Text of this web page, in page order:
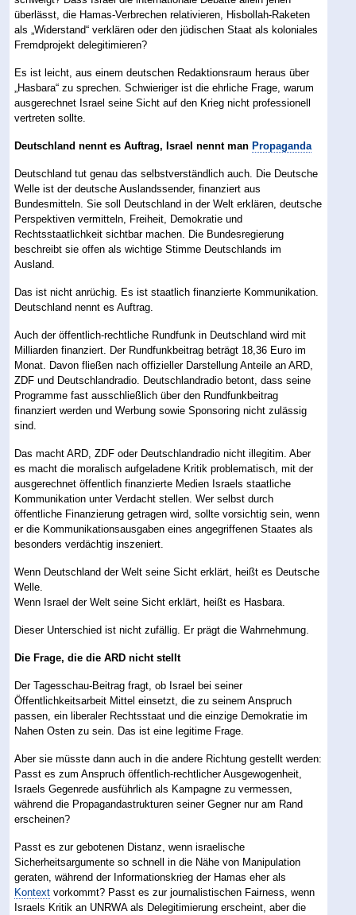
überlässt, die Hamas-Verbrechen relativieren, Hisbollah-Raketen
als „Widerstand“ verklären oder den jüdischen Staat als koloniales
Fremdprojekt delegitimieren?
Es ist leicht, aus einem deutschen Redaktionsraum heraus über
„Hasbara“ zu sprechen. Schwieriger ist die ehrliche Frage, warum
ausgerechnet Israel seine Sicht auf den Krieg nicht professionell
vertreten sollte.
Deutschland nennt es Auftrag, Israel nennt man Propaganda
Deutschland tut genau das selbstverständlich auch. Die Deutsche
Welle ist der deutsche Auslandssender, finanziert aus
Bundesmitteln. Sie soll Deutschland in der Welt erklären, deutsche
Perspektiven vermitteln, Freiheit, Demokratie und
Rechtsstaatlichkeit sichtbar machen. Die Bundesregierung
beschreibt sie offen als wichtige Stimme Deutschlands im
Ausland.
Das ist nicht anrüchig. Es ist staatlich finanzierte Kommunikation.
Deutschland nennt es Auftrag.
Auch der öffentlich-rechtliche Rundfunk in Deutschland wird mit
Milliarden finanziert. Der Rundfunkbeitrag beträgt 18,36 Euro im
Monat. Davon fließen nach offizieller Darstellung Anteile an ARD,
ZDF und Deutschlandradio. Deutschlandradio betont, dass seine
Programme fast ausschließlich über den Rundfunkbeitrag
finanziert werden und Werbung sowie Sponsoring nicht zulässig
sind.
Das macht ARD, ZDF oder Deutschlandradio nicht illegitim. Aber
es macht die moralisch aufgeladene Kritik problematisch, mit der
ausgerechnet öffentlich finanzierte Medien Israels staatliche
Kommunikation unter Verdacht stellen. Wer selbst durch
öffentliche Finanzierung getragen wird, sollte vorsichtig sein, wenn
er die Kommunikationsausgaben eines angegriffenen Staates als
besonders verdächtig inszeniert.
Wenn Deutschland der Welt seine Sicht erklärt, heißt es Deutsche
Welle.
Wenn Israel der Welt seine Sicht erklärt, heißt es Hasbara.
Dieser Unterschied ist nicht zufällig. Er prägt die Wahrnehmung.
Die Frage, die die ARD nicht stellt
Der Tagesschau-Beitrag fragt, ob Israel bei seiner
Öffentlichkeitsarbeit Mittel einsetzt, die zu seinem Anspruch
passen, ein liberaler Rechtsstaat und die einzige Demokratie im
Nahen Osten zu sein. Das ist eine legitime Frage.
Aber sie müsste dann auch in die andere Richtung gestellt werden:
Passt es zum Anspruch öffentlich-rechtlicher Ausgewogenheit,
Israels Gegenrede ausführlich als Kampagne zu vermessen,
während die Propagandastrukturen seiner Gegner nur am Rand
erscheinen?
Passt es zur gebotenen Distanz, wenn israelische
Sicherheitsargumente so schnell in die Nähe von Manipulation
geraten, während der Informationskrieg der Hamas eher als
Kontext vorkommt? Passt es zur journalistischen Fairness, wenn
Israels Kritik an UNRWA als Delegitimierung erscheint, aber die